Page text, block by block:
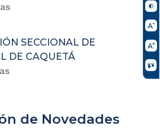
SECCIONAL DE
DE CAQUETÁ
de Novedades